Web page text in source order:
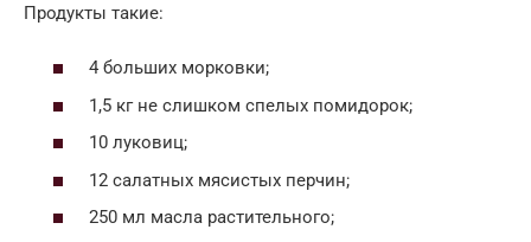
Продукты такие:
4 больших морковки;
1,5 кг не слишком спелых помидорок;
10 луковиц;
12 салатных мясистых перчин;
250 мл масла растительного;